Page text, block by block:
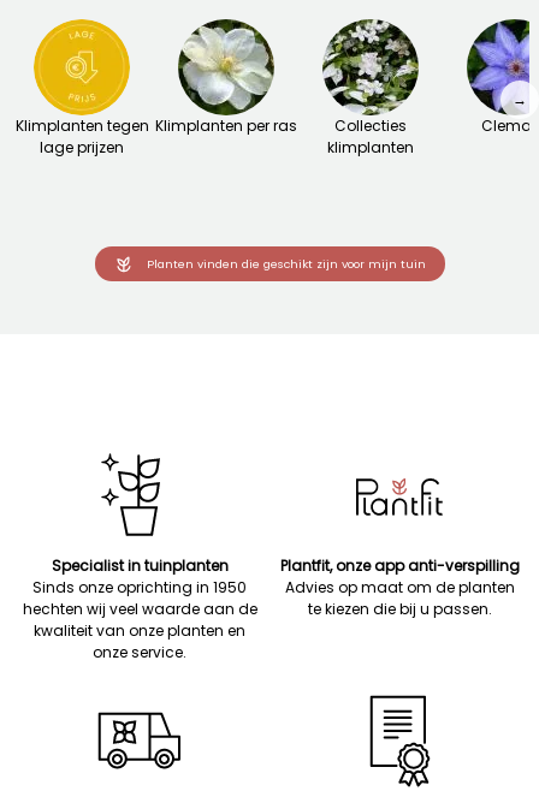
Klimplanten tegen
lage prijzen
Klimplanten per ras
Collecties
klimplanten
→
Planten vinden die geschikt zijn voor mijn tuin
Specialist in tuinplanten
Sinds onze oprichting in 1950
hechten wij veel waarde aan de
kwaliteit van onze planten en
onze service.
Plantfit, onze app anti-verspilling
Advies op maat om de planten
te kiezen die bij u passen.